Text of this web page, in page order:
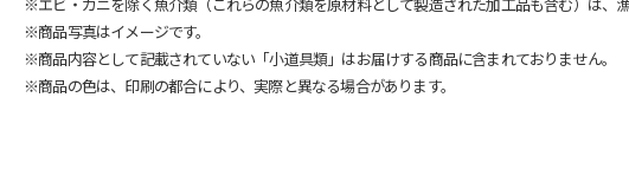
※商品写真はイメージです。
※商品内容として記載されていない「小道具類」はお届けする商品に含まれておりません。
※商品の色は、印刷の都合により、実際と異なる場合があります。